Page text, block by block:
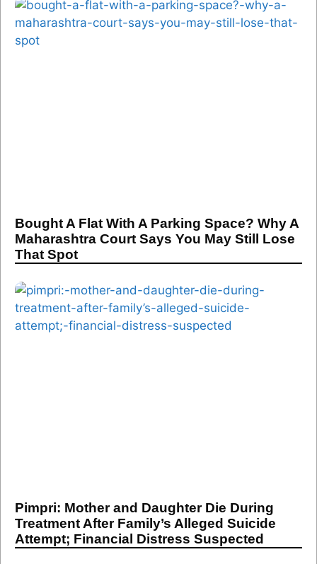
Bought A Flat With A Parking Space? Why A
Maharashtra Court Says You May Still Lose
That Spot
Pimpri: Mother and Daughter Die During
Treatment After Family’s Alleged Suicide
Attempt; Financial Distress Suspected